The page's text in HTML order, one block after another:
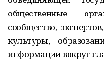
общественные
сообщество,
культуры,
информации вокруг